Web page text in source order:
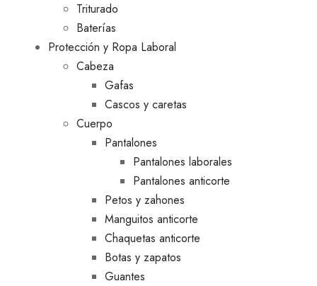
Triturado
Baterías
Protección y Ropa Laboral
Cabeza
Gafas
Cascos y caretas
Cuerpo
Pantalones
Pantalones laborales
Pantalones anticorte
Petos y zahones
Manguitos anticorte
Chaquetas anticorte
Botas y zapatos
Guantes